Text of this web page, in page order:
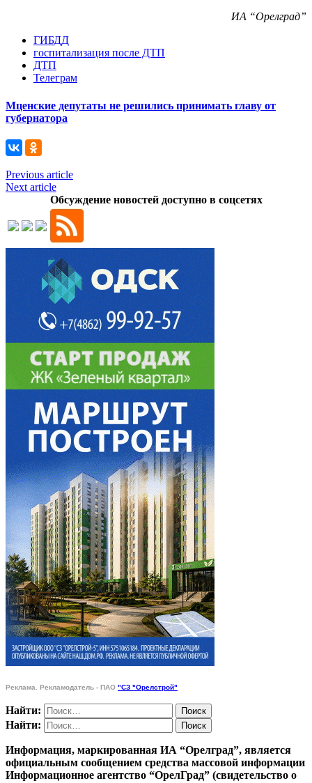
ИА “Орелград”
ГИБДД
госпитализация после ДТП
ДТП
Телеграм
Мценские депутаты не решились принимать главу от
губернатора
Previous article
Next article
Обсуждение новостей доступно в соцсетях
Реклама. Рекламодатель - ПАО "СЗ "Орелстрой"
Найти:
Найти:
Информация, маркированная ИА “Орелград”, является
официальным сообщением средства массовой информации
Информационное агентство “ОрелГрад” (свидетельство о